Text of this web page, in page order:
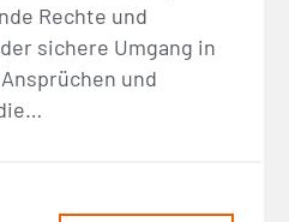
Rechte und
sichere Umgang in
und